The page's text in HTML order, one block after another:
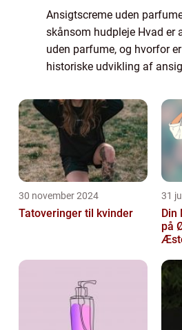
Ansigtscreme uden
skånsom hudpleje Hvad er
uden parfume, og hvorfor
historiske udvikling af
ansigtscreme uden
og trick...
30 november 2024
Tatoveringer til kvinder
31
Din
på